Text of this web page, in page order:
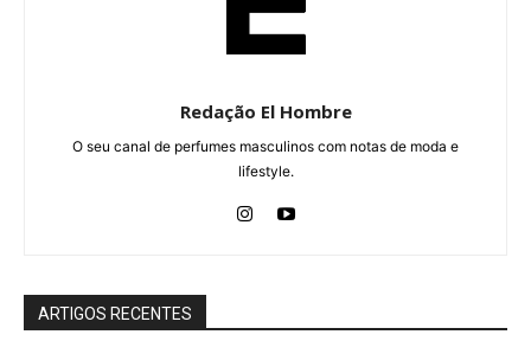
Redação El Hombre
O seu canal de perfumes masculinos com notas de moda e
lifestyle.
ARTIGOS RECENTES